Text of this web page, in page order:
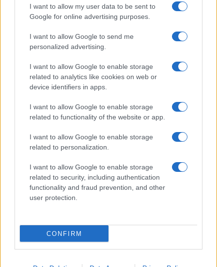
I want to allow my user data to be sent to
Google for online advertising purposes.
I want to allow Google to send me
personalized advertising.
I want to allow Google to enable storage
related to analytics like cookies on web or
device identifiers in apps.
I want to allow Google to enable storage
related to functionality of the website or app.
I want to allow Google to enable storage
related to personalization.
I want to allow Google to enable storage
related to security, including authentication
functionality and fraud prevention, and other
user protection.
CONFIRM
CHI SIAMO CONTATTI PUBBLICITÀ LAVORA CON NOI
OTTO CHANNEL
Iscritto al Registro degli Operatori di Comunicazione n. 37512
© Riproduzione Riservata – Ne è consentita esclusivamente una
riproduzione parziale con citazione della fonte corretta